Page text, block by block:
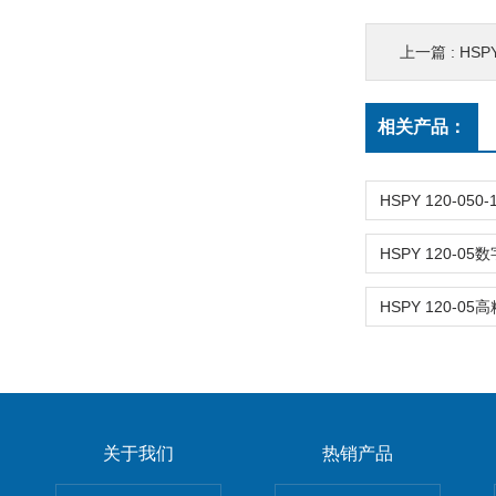
上一篇 :
相关产品：
关于我们 热销产品